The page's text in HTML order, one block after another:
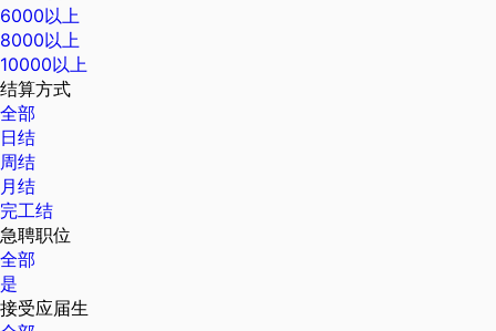
6000以上
8000以上
10000以上
结算方式
全部
日结
周结
月结
完工结
急聘职位
全部
是
接受应届生